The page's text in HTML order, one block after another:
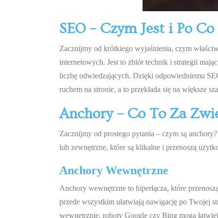
SEO – Czym Jest i Po
Zacznijmy od krótkiego wyjaśnienia, czym
internetowych. Jest to zbiór technik i strategii
liczbę odwiedzających. Dzięki odpowiedniemu
ruchem na stronie, a to przekłada się na większe
Anchory – Co To Za
Zacznijmy od prostego pytania – czym są
lub zewnętrzne, które są klikalne i przenoszą
Anchory Wewnętrzne
Anchory wewnętrzne to hiperłącza, które
przede wszystkim ułatwiają nawigację po Twojej
wewnętrznie, roboty Google czy Bing mogą